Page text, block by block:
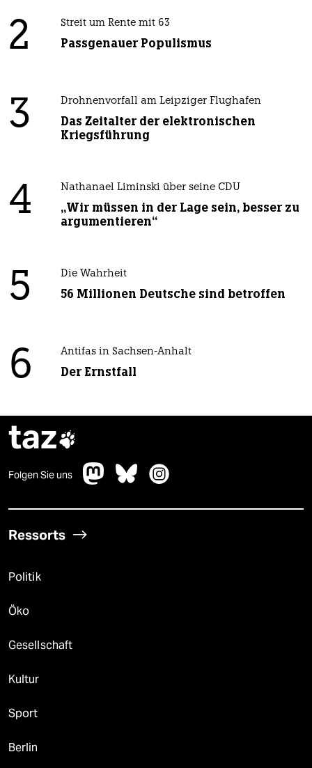
2 Streit um Rente mit 63
Passgenauer Populismus
3 Drohnenvorfall am Leipziger Flughafen
Das Zeitalter der elektronischen
Kriegsführung
4 Nathanael Liminski über seine CDU
„Wir müssen in der Lage sein, besser zu
argumentieren“
5 Die Wahrheit
56 Millionen Deutsche sind betroffen
6 Antifas in Sachsen-Anhalt
Der Ernstfall
taz
Folgen Sie uns
Ressorts
Politik
Öko
Gesellschaft
Kultur
Sport
Berlin